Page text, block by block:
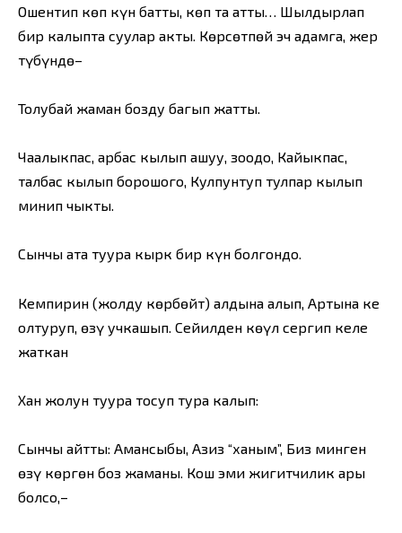
Ошентип көп күн батты, көп таң атты… Шылдырлап
бир калыпта суулар акты. Көрсөтпөй эч адамга, жер
түбүндө–
Толубай жаман бозду багып жатты.
Чаалыкпас, арбас кылып ашуу, зоодо, Кайыкпас,
талбас кылып борошого, Кулпунтуп тулпар кылып
минип чыкты.
Сынчы ата туура кырк бир күн болгондо.
Кемпирин (жолду көрбөйт) алдына алып, Артына кең
олтуруп, өзү учкашып. Сейилден көңүл сергип келе
жаткан
Хан жолун туура тосуп тура калып:
Сынчы айтты: Амансыңбы, Азиз “ханым”, Биз минген
өзүң көргөн боз жаманың. Кош эми жигитчилик арың
болсо,–